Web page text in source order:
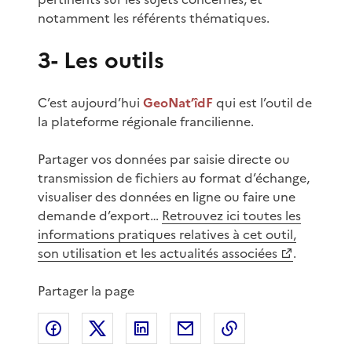
notamment les référents thématiques.
3- Les outils
C’est aujourd’hui GeoNat’îdFqui est l’outil de
la plateforme régionale francilienne.
Partager vos données par saisie directe ou
transmission de fichiers au format d’échange,
visualiser des données en ligne ou faire une
demande d’export… Retrouvez ici toutes les
informations pratiques relatives à cet outil,
son utilisation et les actualités associées
.
Partager la page
Partager sur Facebook
Partager sur XPartager sur LinkedIn
Partager par email